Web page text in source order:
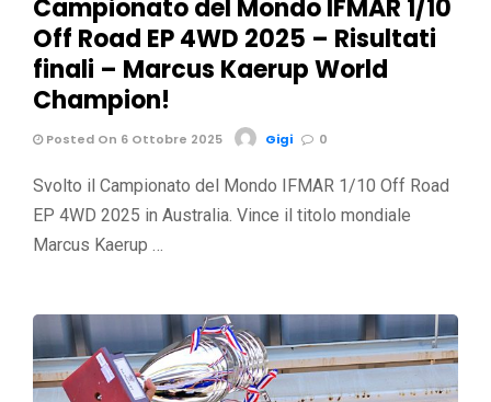
Campionato del Mondo IFMAR 1/10
Off Road EP 4WD 2025 – Risultati
finali – Marcus Kaerup World
Champion!
Posted On 6 Ottobre 2025 Gigi 0
Svolto il Campionato del Mondo IFMAR 1/10 Off Road
EP 4WD 2025 in Australia. Vince il titolo mondiale
Marcus Kaerup …